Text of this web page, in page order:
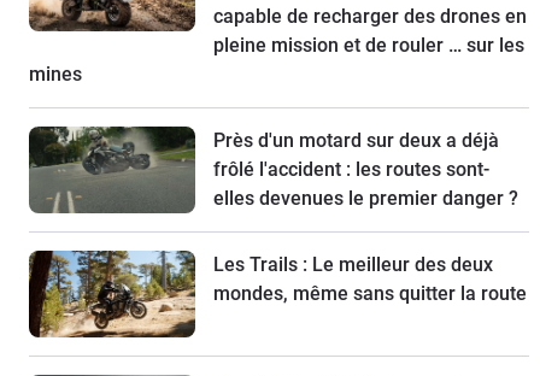
capable de recharger des drones en
pleine mission et de rouler … sur les
mines
Près d'un motard sur deux a déjà
frôlé l'accident : les routes sont-
elles devenues le premier danger ?
Les Trails : Le meilleur des deux
mondes, même sans quitter la route